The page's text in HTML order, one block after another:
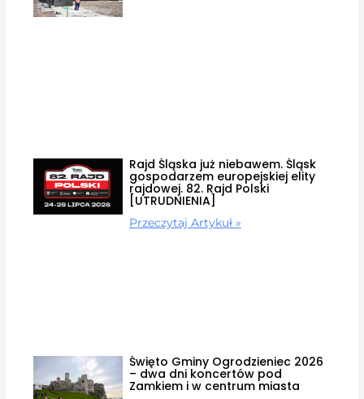
Rajd Śląska już niebawem. Śląsk
gospodarzem europejskiej elity
rajdowej. 82. Rajd Polski
[UTRUDNIENIA]
Przeczytaj Artykuł »
Święto Gminy Ogrodzieniec 2026
– dwa dni koncertów pod
Zamkiem i w centrum miasta